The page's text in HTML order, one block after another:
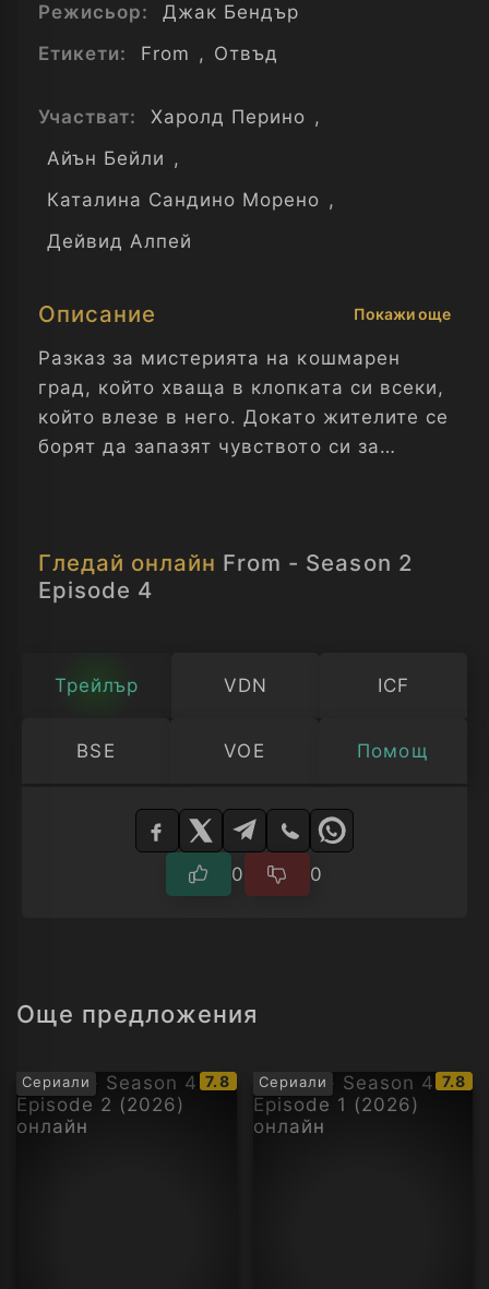
Режисьор:
Джак Бендър
Етикети:
From , Отвъд
Участват: Харолд Перино ,
Айън Бейли ,
Каталина Сандино Морено ,
Дейвид Алпей
Описание Покажи още
Разказ за мистерията на кошмарен
град, който хваща в клопката си всеки,
който влезе в него. Докато жителите се
борят да запазят чувството си за
Отвъд - Сезон 2 Епизод 4
Гледай онлайн From - Season 2
Episode 4
Трейлър VDN ICF
BSE VOE Помощ
Изберете
0 0
Още предложения
Сериали
IMDb
рейтинг:
7.8 Сериали
IMDb
7.8